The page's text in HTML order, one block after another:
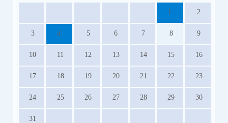
1 2
3 4 5 6 7 8 9
10 11 12 13 14 15 16
17 18 19 20 21 22 23
24 25 26 27 28 29 30
31